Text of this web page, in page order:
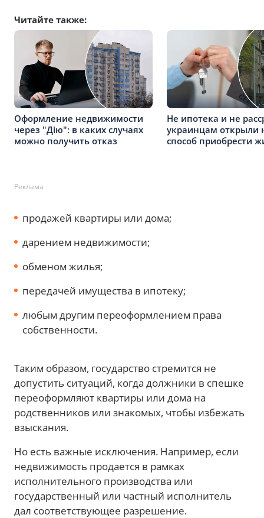
Читайте также:
Оформление недвижимости
через "Дію": в каких случаях
можно получить отказ
Не ипотека и не
украинцам открыли
способ приобрести
Реклама
продажей квартиры или дома;
дарением недвижимости;
обменом жилья;
передачей имущества в ипотеку;
любым другим переоформлением права
собственности.
Таким образом, государство стремится не
допустить ситуаций, когда должники в спешке
переоформляют квартиры или дома на
родственников или знакомых, чтобы избежать
взыскания.
Но есть важные исключения. Например, если
недвижимость продается в рамках
исполнительного производства или
государственный или частный исполнитель
дал соответствующее разрешение.